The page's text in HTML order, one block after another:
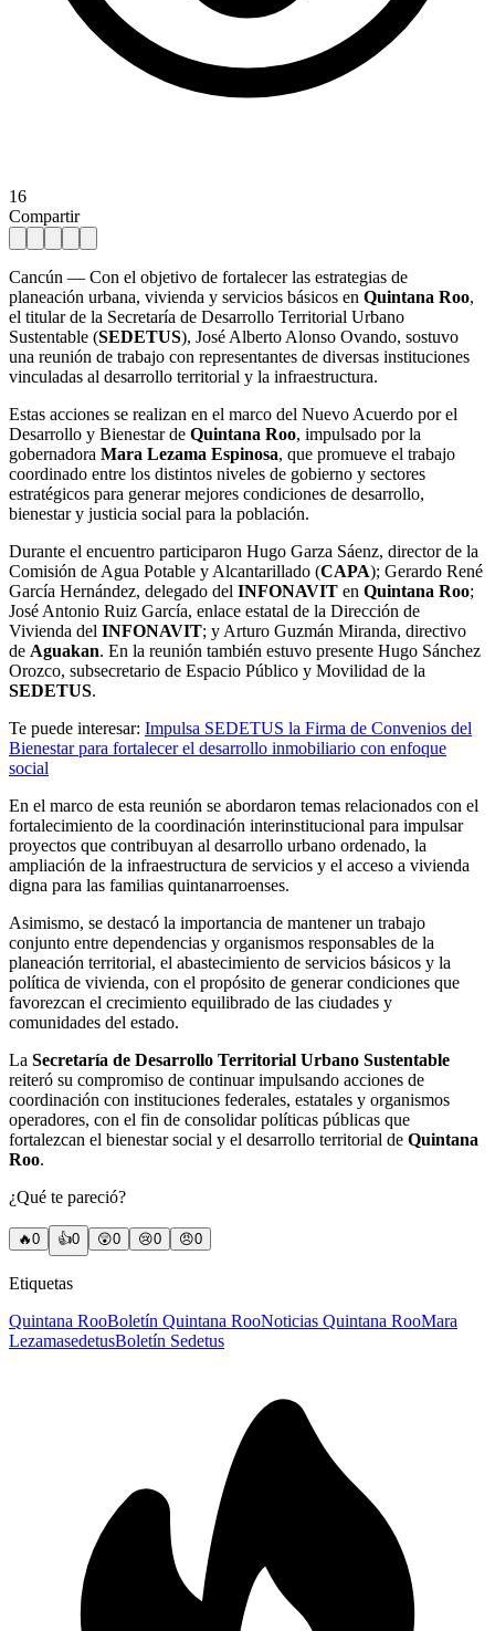
16
Compartir
Cancún — Con el objetivo de fortalecer las estrategias de
planeación urbana, vivienda y servicios básicos en Quintana Roo,
el titular de la Secretaría de Desarrollo Territorial Urbano
Sustentable (SEDETUS), José Alberto Alonso Ovando, sostuvo
una reunión de trabajo con representantes de diversas instituciones
vinculadas al desarrollo territorial y la infraestructura.
Estas acciones se realizan en el marco del Nuevo Acuerdo por el
Desarrollo y Bienestar de Quintana Roo, impulsado por la
gobernadora Mara Lezama Espinosa, que promueve el trabajo
coordinado entre los distintos niveles de gobierno y sectores
estratégicos para generar mejores condiciones de desarrollo,
bienestar y justicia social para la población.
Durante el encuentro participaron Hugo Garza Sáenz, director de la
Comisión de Agua Potable y Alcantarillado (CAPA); Gerardo René
García Hernández, delegado del INFONAVIT en Quintana Roo;
José Antonio Ruiz García, enlace estatal de la Dirección de
Vivienda del INFONAVIT; y Arturo Guzmán Miranda, directivo
de Aguakan. En la reunión también estuvo presente Hugo Sánchez
Orozco, subsecretario de Espacio Público y Movilidad de la
SEDETUS.
Te puede interesar: Impulsa SEDETUS la Firma de Convenios del
Bienestar para fortalecer el desarrollo inmobiliario con enfoque
social
En el marco de esta reunión se abordaron temas relacionados con el
fortalecimiento de la coordinación interinstitucional para impulsar
proyectos que contribuyan al desarrollo urbano ordenado, la
ampliación de la infraestructura de servicios y el acceso a vivienda
digna para las familias quintanarroenses.
Asimismo, se destacó la importancia de mantener un trabajo
conjunto entre dependencias y organismos responsables de la
planeación territorial, el abastecimiento de servicios básicos y la
política de vivienda, con el propósito de generar condiciones que
favorezcan el crecimiento equilibrado de las ciudades y
comunidades del estado.
La Secretaría de Desarrollo Territorial Urbano Sustentable
reiteró su compromiso de continuar impulsando acciones de
coordinación con instituciones federales, estatales y organismos
operadores, con el fin de consolidar políticas públicas que
fortalezcan el bienestar social y el desarrollo territorial de Quintana
Roo.
¿Qué te pareció?
🔥0 👍0 😲0 😢0 😠0
Etiquetas
Quintana RooBoletín Quintana RooNoticias Quintana RooMara
LezamasedetusBoletín Sedetus